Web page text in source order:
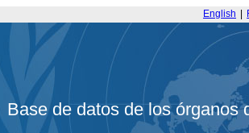
English
Base de datos de los órganos